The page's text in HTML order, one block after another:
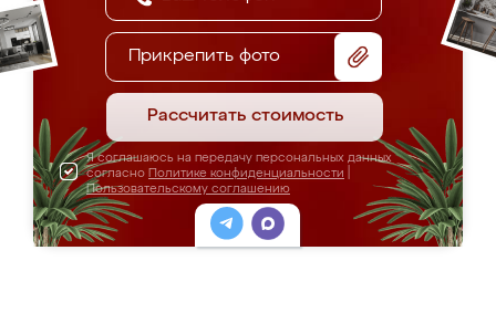
Прикрепить фото
Рассчитать стоимость
Я соглашаюсь на передачу персональных данных
согласно Политике конфиденциальности
Пользовательскому соглашению